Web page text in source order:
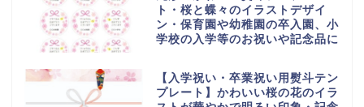
ト・桜と蝶々のイラストデザイ
ン・保育園や幼稚園の卒入園、小
学校の入学等のお祝いや記念品に
【入学祝い・卒業祝い用熨斗テン
プレート】かわいい桜の花のイラ